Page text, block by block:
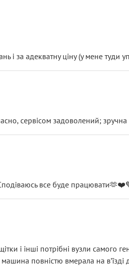
за адекватну ціну (у мене туди
сервісом задоволений;
все буде
і інші потрібні вузли самого
повністю вмерала на